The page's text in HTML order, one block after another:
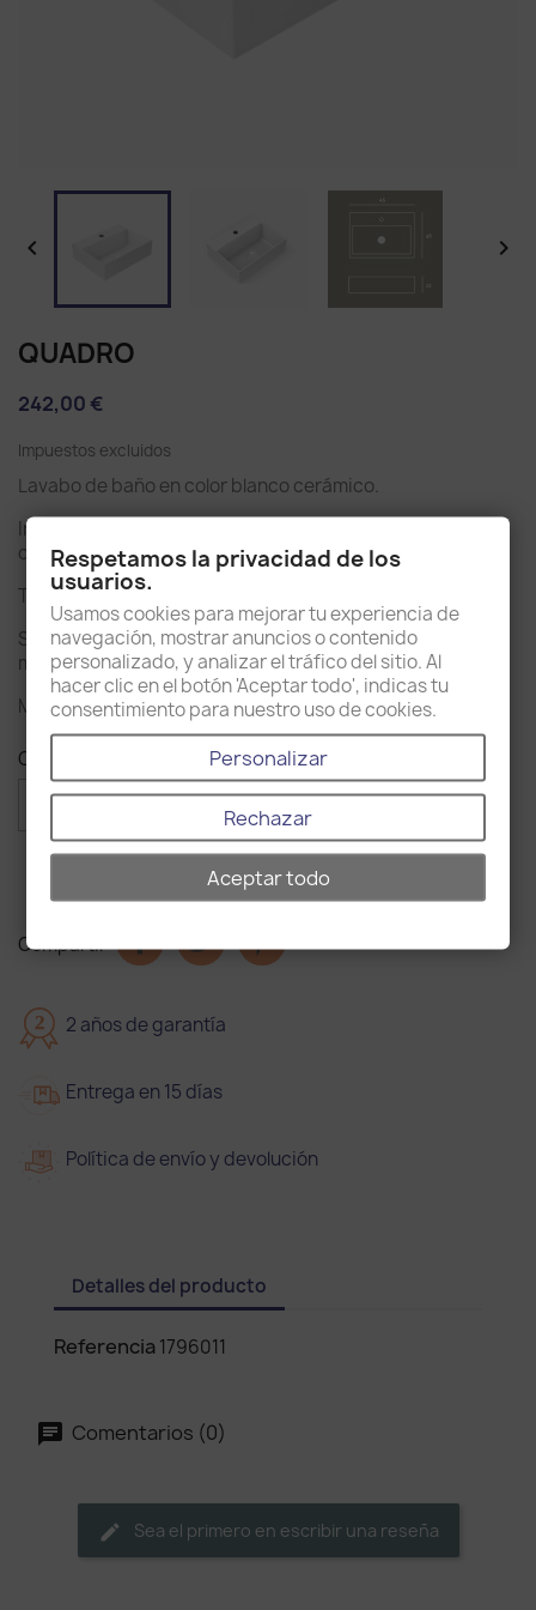
 
QUADRO
242,00 €
Impuestos excluidos
Lavabo de baño en color blanco cerámico.
Indicado para sobreponer encima del mueble del lavabo
con dos perforaciones para la grifería.
Tiene el desagüe estándar y el tratamiento hidrófugo.
Su estilo de líneas rectas le darán a tu baño un toque
moderno y sofisticado.
Medidas 45x36x12cm (anchura x profundidad x altura).
Cantidad
 AÑADIR AL CARRITO favorite_border
Compartir
2 2 años de garantía
Entrega en 15 días
Política de envío y devolución
Detalles del producto
Referencia1796011
Comentarios (0)
Sea el primero en escribir una reseña
Respetamos la privacidad de los
usuarios.
Usamos cookies para mejorar tu experiencia de
navegación, mostrar anuncios o contenido
personalizado, y analizar el tráfico del sitio. Al
hacer clic en el botón 'Aceptar todo', indicas tu
consentimiento para nuestro uso de cookies.
Personalizar
Rechazar
Aceptar todo